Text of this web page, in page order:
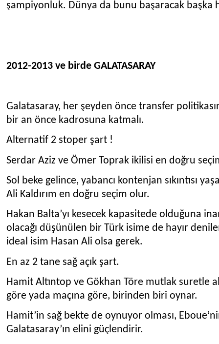
şampiyonluk. Dünya da bunu başaracak başka
2012-2013 ve birde GALATASARAY
Galatasaray, her şeyden önce transfer
bir an önce kadrosuna katmalı.
Alternatif 2 stoper şart !
Serdar Aziz ve Ömer Toprak ikilisi en doğru
Sol beke gelince, yabancı kontenjan sıkıntısı
Ali Kaldırım en doğru seçim olur.
Hakan Balta’yı kesecek kapasitede olduğuna
olacağı düşünülen bir Türk isime de hayır
ideal isim Hasan Ali olsa gerek.
En az 2 tane sağ açık şart.
Hamit Altıntop ve Gökhan Töre mutlak suretle
göre yada maçına göre, birinden biri oynar.
Hamit’in sağ bekte de oynuyor olması,
Galatasaray’ın elini güçlendirir.